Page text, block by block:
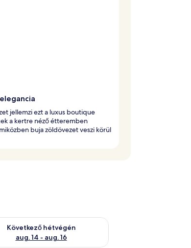
jellemzi ezt a luxus boutique
a kertre néző étteremben
buja zöldövezet veszi körül
aug. 7 - aug. 9
Következő hétvégén
aug. 14 - aug. 16
hétvégi rendelkezésre állás ellenőrzése: aug. 14 -